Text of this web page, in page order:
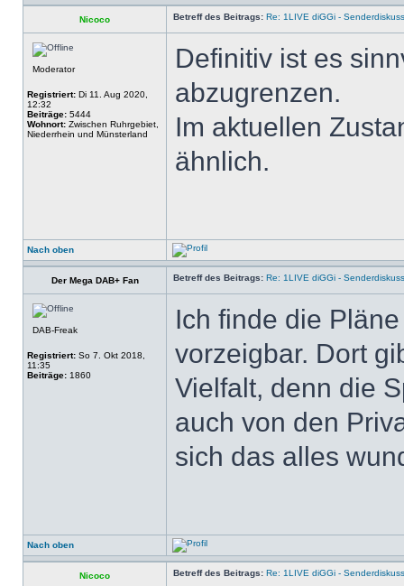
Nicoco Betreff des Beitrags: Re: 1LIVE diGGi -
Moderator
Registriert: Di 11. Aug 2020,
12:32
Beiträge: 5444
Wohnort: Zwischen Ruhrgebiet,
Niederrhein und Münsterland
Definitiv ist es
abzugrenzen.
Im aktuellen
ähnlich.
Nach oben
Der Mega DAB+ Fan Betreff des Beitrags: Re: 1LIVE diGGi -
DAB-Freak
Registriert: So 7. Okt 2018,
11:35
Beiträge: 1860
Ich finde die
vorzeigbar. Dort
Vielfalt, denn die
auch von den
sich das alles
Nach oben
Nicoco Betreff des Beitrags: Re: 1LIVE diGGi -